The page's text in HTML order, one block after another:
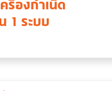
รื่องกำเนิด
1 ระบบ